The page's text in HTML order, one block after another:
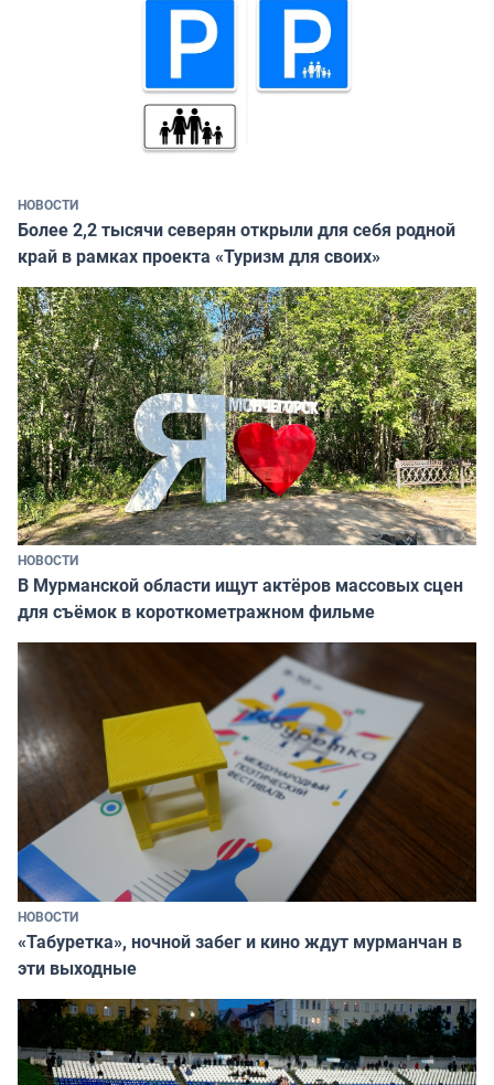
НОВОСТИ
Более 2,2 тысячи северян открыли для себя родной
край в рамках проекта «Туризм для своих»
НОВОСТИ
В Мурманской области ищут актёров массовых сцен
для съёмок в короткометражном фильме
НОВОСТИ
«Табуретка», ночной забег и кино ждут мурманчан в
эти выходные